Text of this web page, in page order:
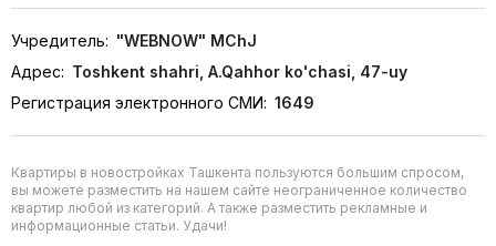
Учредитель: "WEBNOW" MChJ
Адрес: Toshkent shahri, A.Qahhor ko'chasi, 47-uy
Регистрация электронного СМИ: 1649
Квартиры в новостройках Ташкента пользуются большим спросом,
вы можете разместить на нашем сайте неограниченное количество
квартир любой из категорий. А также разместить рекламные и
информационные статьи. Удачи!